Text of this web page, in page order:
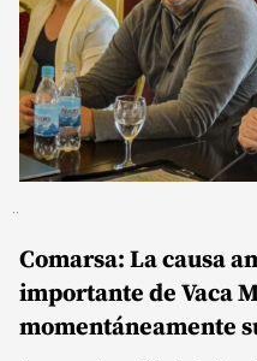
Comarsa: La causa
importante de Vaca
momentáneamente